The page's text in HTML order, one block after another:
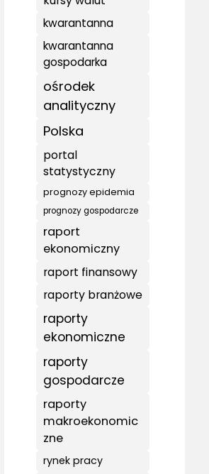
kwarantanna
kwarantanna
gospodarka
ośrodek
analityczny
Polska
portal
statystyczny
prognozy epidemia
prognozy gospodarcze
raport
ekonomiczny
raport finansowy
raporty branżowe
raporty
ekonomiczne
raporty
gospodarcze
raporty
makroekonomic
zne
rynek pracy